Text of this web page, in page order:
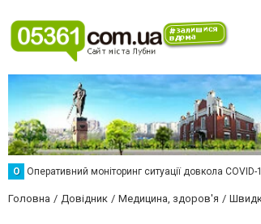
О Оперативний моніторинг ситуації довкола
Головна Довідник Медицина, здоров'я